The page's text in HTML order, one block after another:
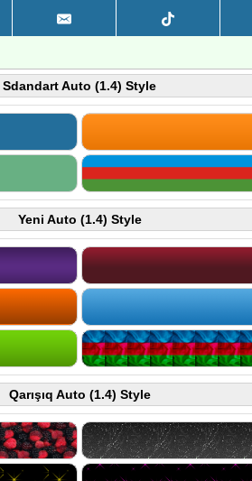
Sdandart Auto (1.4) Style
Yeni Auto (1.4) Style
Qarışıq Auto (1.4) Style